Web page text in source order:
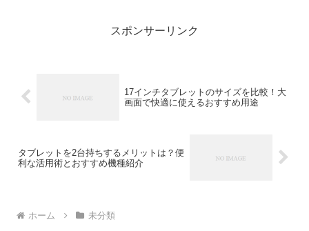
スポンサーリンク
17インチタブレットのサイズを比較！大
画面で快適に使えるおすすめ用途
タブレットを2台持ちするメリットは？便
利な活用術とおすすめ機種紹介
ホーム 未分類